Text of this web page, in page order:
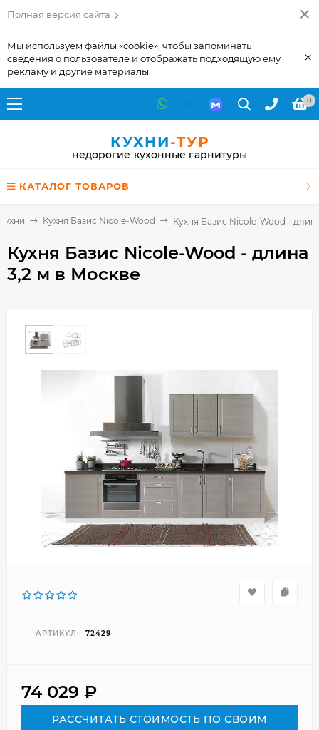
Полная версия сайта
Мы используем файлы «cookie», чтобы запоминать
сведения о пользователе и отображать подходящую ему
рекламу и другие материалы.
×
0
КУХНИ-ТУР
недорогие кухонные гарнитуры
КАТАЛОГ ТОВАРОВ
Кухня Базис Nicole-Wood Кухня Базис Nicole-Wood -
Кухня Базис Nicole-Wood - длина
3,2 м в Москве
АРТИКУЛ: 72429
74 029 ₽
РАСCЧИТАТЬ СТОИМОСТЬ ПО СВОИМ